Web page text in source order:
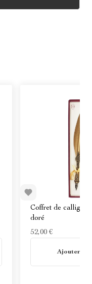
Coffret de
doré
52,00 €
Ajouter au